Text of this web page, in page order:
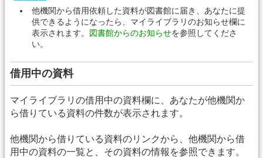
他機関から借用依頼した資料が図書館に届き、あなたに提
供できるようになったら、マイライブラリのお知らせ欄に
表示されます。 図書館からのお知らせを参照してくださ
い。
借用中の資料
マイライブラリの借用中の資料欄に、あなたが他機関か
ら借りている資料の件数が表示されます。
他機関から借りている資料のリンクから、他機関から借
用中の資料の一覧と、その資料の情報を参照できます。